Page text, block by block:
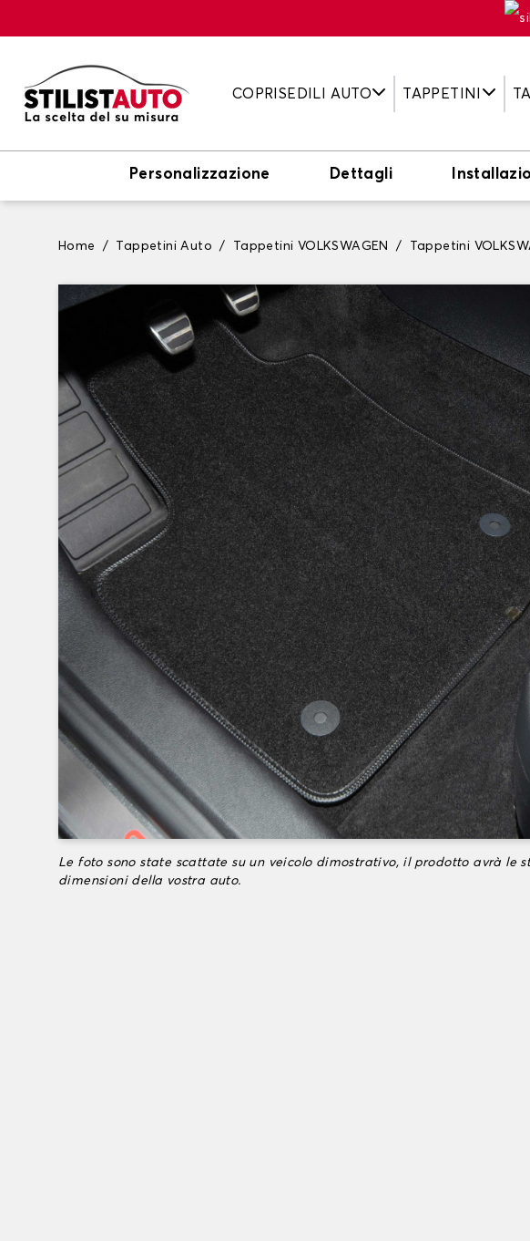
COPRISEDILI AUTO TAPPETINI
Personalizzazione Dettagli
Home Tappetini Auto Tappetini VOLKSWAGEN Tappetini
Le foto sono state scattate su un veicolo dimostrativo, il prodotto avrà le
dimensioni della vostra auto.